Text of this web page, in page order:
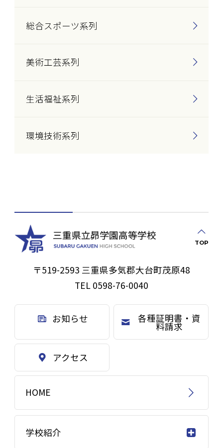
総合スポーツ系列
美術工芸系列
生活福祉系列
環境技術系列
TOP
〒519-2593 三重県多気郡大台町茂原48
TEL 0598-76-0040
お知らせ 各種証明書・資
料請求
アクセス
HOME
学校紹介